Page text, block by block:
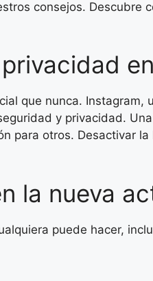
consejos. Descubre
que nunca. Instagram,
y privacidad.
para otros. Desactivar
la nueva
puede hacer,